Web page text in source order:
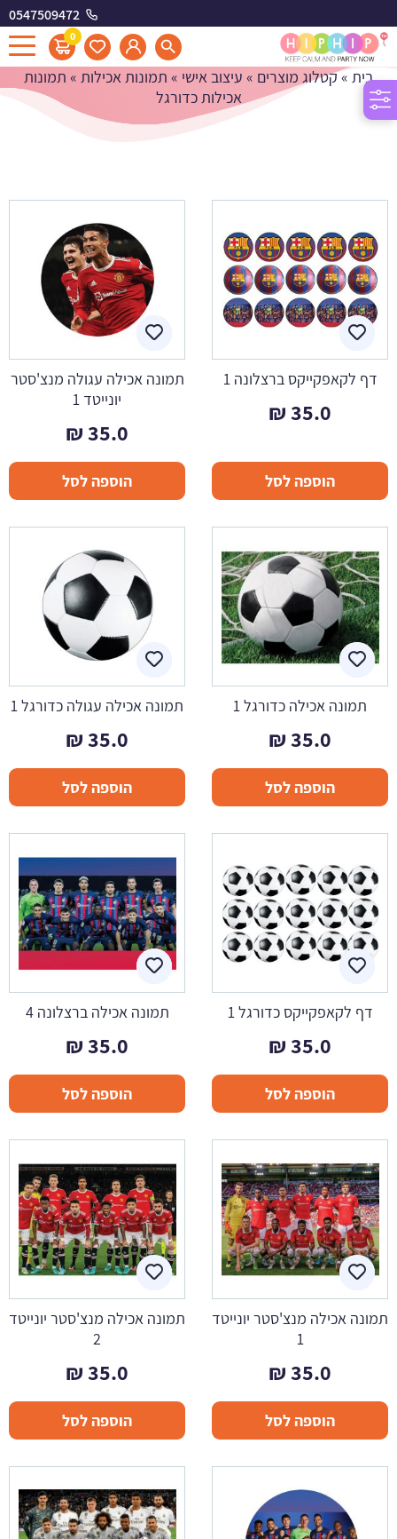
0547509472
0
תמונות אכילות כדורגל
בית »קטלוג מוצרים » עיצוב אישי » תמונות אכילות » תמונות
אכילות כדורגל
דף לקאפקייקס ברצלונה 1
35.0
₪
הוספה לסל
תמונה אכילה עגולה מנצ'סטר
יונייטד 1
35.0
₪
הוספה לסל
תמונה אכילה כדורגל 1
35.0
₪
הוספה לסל
תמונה אכילה עגולה כדורגל 1
35.0
₪
הוספה לסל
דף לקאפקייקס כדורגל 1
35.0
₪
הוספה לסל
תמונה אכילה ברצלונה 4
35.0
₪
הוספה לסל
תמונה אכילה מנצ'סטר יונייטד
1
35.0
₪
הוספה לסל
תמונה אכילה מנצ'סטר יונייטד
2
35.0
₪
הוספה לסל